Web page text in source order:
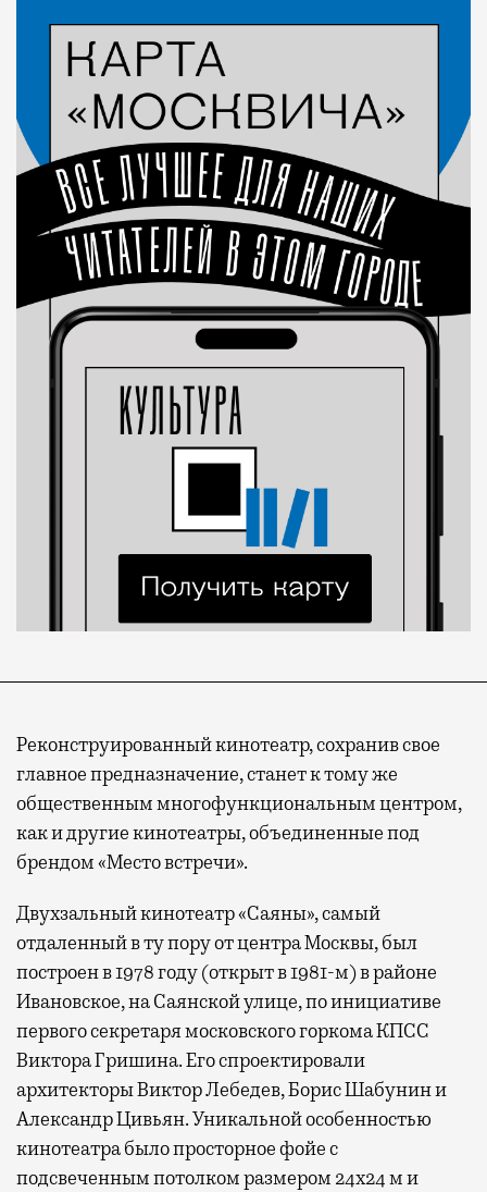
Реконструированный кинотеатр, сохранив свое
главное предназначение, станет к тому же
общественным многофункциональным центром,
как и другие кинотеатры, объединенные под
брендом «Место встречи».
Двухзальный кинотеатр «Саяны», самый
отдаленный в ту пору от центра Москвы, был
построен в 1978 году (открыт в 1981-м) в районе
Ивановское, на Саянской улице, по инициативе
первого секретаря московского горкома КПСС
Виктора Гришина. Его спроектировали
архитекторы Виктор Лебедев, Борис Шабунин и
Александр Цивьян. Уникальной особенностью
кинотеатра было просторное фойе с
подсвеченным потолком размером 24х24 м и